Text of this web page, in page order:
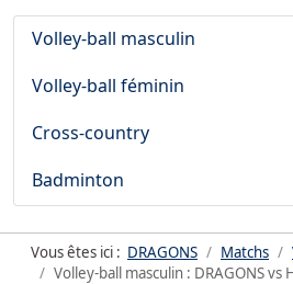
Volley-ball masculin
Volley-ball féminin
Cross-country
Badminton
Vous êtes ici : DRAGONS Matchs
Volley-ball masculin : DRAGONS vs